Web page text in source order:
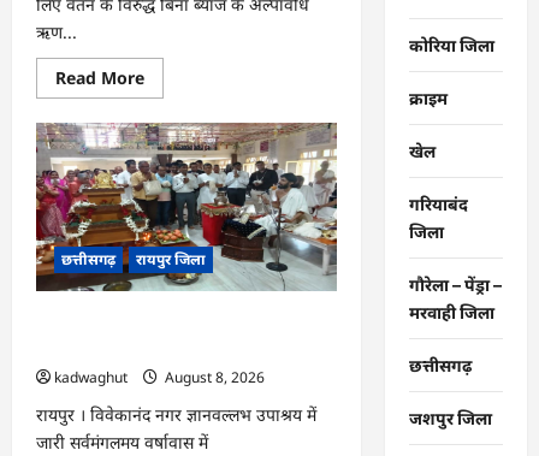
ऋण...
Read MoreRead
more
CG
:
वेतन
के
आधार
पर
सरकारीकर्मियों
को
मिलेगा
बिना
ब्याज
छत्तीसगढ़ रायपुर जिला
kadwaghut
August 8, 2026
रायपुर । विवेकानंद नगर ज्ञानवल्लभ उपाश्रय में
जारी सर्वमंगलमय वर्षावास में
कोरिया जिला
क्राइम
खेल
गरियाबंद
जिला
गौरेला – पेंड्रा –
मरवाही जिला
छत्तीसगढ़
जशपुर जिला